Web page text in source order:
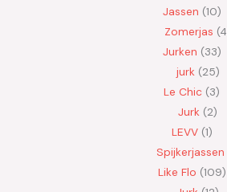
Jassen 10
Zomerjas 4
Jurken 33
jurk 25
Le Chic 3
Jurk 2
LEVV 1
Spijkerjassen
Like Flo 109